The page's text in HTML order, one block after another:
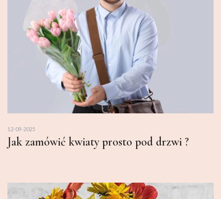
12-09-2025
Jak zamówić kwiaty prosto pod drzwi ?